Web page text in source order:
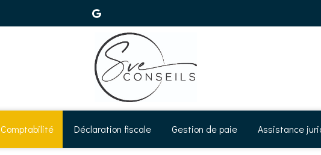
Comptabilité Déclaration fiscale Gestion de paie Assistance